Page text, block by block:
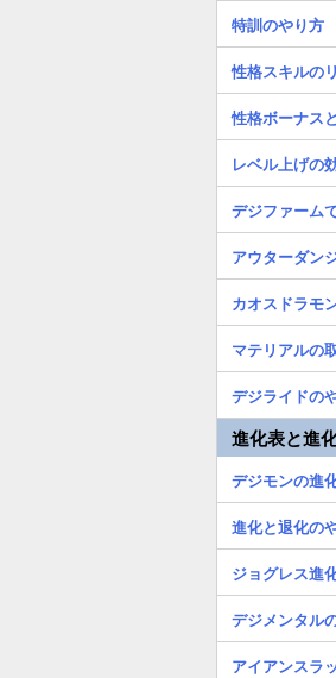
特訓のやり方
性格スキルの
性格ボーナス
レベル上げの
デジファーム
アウターダン
カオスドラモ
マテリアルの
デジライドの
進化表と進
デジモンの進
進化と退化の
ジョグレス進
デジメンタル
アイアンスラ